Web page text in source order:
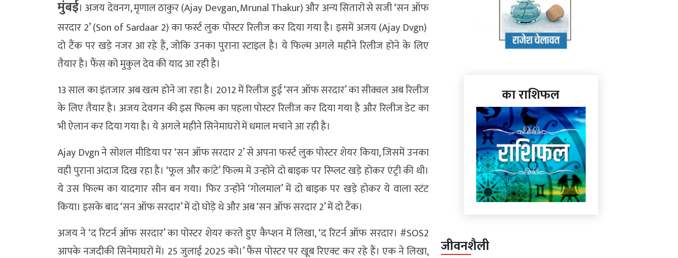
मुंबई। अजय देवनग, मृणाल ठाकुर (Ajay Devgan, Mrunal Thakur) और अन्य सितारों से सजी ‘सन ऑफ
सरदार 2’ (Son of Sardaar 2) का फर्स्ट लुक पोस्टर रिलीज कर दिया गया है। इसमें अजय (Ajay Dvgn)
दो टैंक पर खड़े नजर आ रहे हैं, जोकि उनका पुराना स्टाइल है। ये फिल्म अगले महीने रिलीज होने के लिए
तैयार है। फैंस को मुकुल देव की याद आ रही है।
13 साल का इंतजार अब खत्म होने जा रहा है। 2012 में रिलीज हुई ‘सन ऑफ सरदार’ का सीक्वल अब रिलीज
के लिए तैयार है। अजय देवगन की इस फिल्म का पहला पोस्टर रिलीज कर दिया गया है और रिलीज डेट का
भी ऐलान कर दिया गया है। ये अगले महीने सिनेमाघरों में धमाल मचाने आ रही है।
Ajay Dvgn ने सोशल मीडिया पर ‘सन ऑफ सरदार 2’ से अपना फर्स्ट लुक पोस्टर शेयर किया, जिसमें उनका
वही पुराना अंदाज दिख रहा है। ‘फूल और कांटे’ फिल्म में उन्होंने दो बाइक पर स्प्लिट खड़े होकर एंट्री की थी।
ये उस फिल्म का यादगार सीन बन गया। फिर उन्होंने ‘गोलमाल’ में दो बाइक पर खड़े होकर ये वाला स्टंट
किया। इसके बाद ‘सन ऑफ सरदार’ में दो घोड़े थे और अब ‘सन ऑफ सरदार 2’ में दो टैंक।
अजय ने ‘द रिटर्न ऑफ सरदार’ का पोस्टर शेयर करते हुए कैप्शन में लिखा, ‘द रिटर्न ऑफ सरदार। #SOS2
आपके नजदीकी सिनेमाघरों में। 25 जुलाई 2025 को।’ फैंस पोस्टर पर खूब रिएक्ट कर रहे हैं। एक ने लिखा,
का राशिफल
जीवनशैली